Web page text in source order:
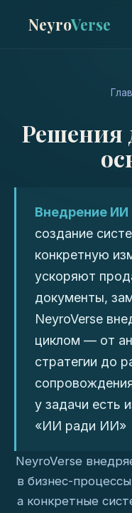
NeyroVerse
Решения
Внедрение ИИ
создание
конкретную
ускоряют
документы,
NeyroVerse
циклом — от
стратегии до
у задачи есть
«ИИ ради ИИ»
NeyroVerse
в бизнес-
а конкретные